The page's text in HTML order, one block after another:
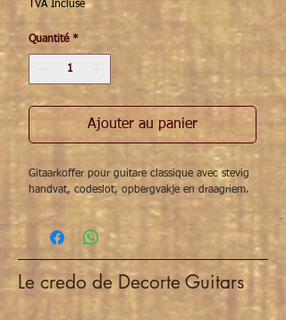
TVA Incluse
Quantité *
Ajouter au panier
Gitaarkoffer pour guitare classique avec stevig
handvat, codeslot, opbergvakje en draagriem.
Le credo de Decorte Guitars